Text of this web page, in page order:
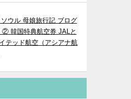
ウル 母娘旅行記 ブログ
② 韓国特典航空券 JALと
テッド航空（アシアナ航